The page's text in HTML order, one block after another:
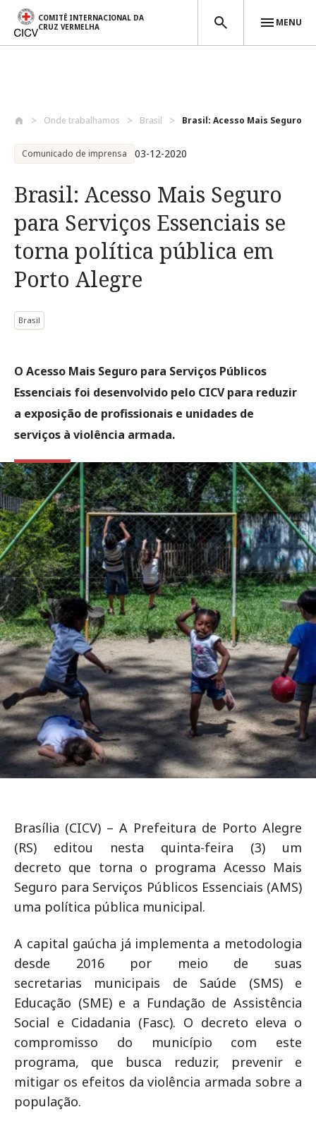
COMITÊ INTERNACIONAL DA
CRUZ VERMELHA
MENU
Onde trabalhamos Brasil Brasil: Acesso Mais Seguro
Comunicado de imprensa 03-12-2020
Brasil: Acesso Mais Seguro
para Serviços Essenciais se
torna política pública em
Porto Alegre
Brasil
O Acesso Mais Seguro para Serviços Públicos
Essenciais foi desenvolvido pelo CICV para reduzir
a exposição de profissionais e unidades de
serviços à violência armada.
Brasília (CICV) – A Prefeitura de Porto Alegre
(RS) editou nesta quinta-feira (3) um
decreto que torna o programa Acesso Mais
Seguro para Serviços Públicos Essenciais (AMS)
uma política pública municipal.
A capital gaúcha já implementa a metodologia
desde 2016 por meio de suas
secretarias municipais de Saúde (SMS) e
Educação (SME) e a Fundação de Assistência
Social e Cidadania (Fasc). O decreto eleva o
compromisso do município com este
programa, que busca reduzir, prevenir e
mitigar os efeitos da violência armada sobre a
população.